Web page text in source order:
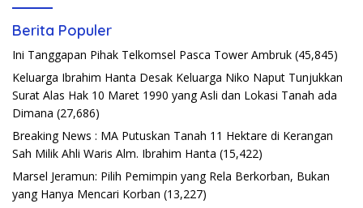
Berita Populer
Ini Tanggapan Pihak Telkomsel Pasca Tower Ambruk (45,845)
Keluarga Ibrahim Hanta Desak Keluarga Niko Naput Tunjukkan
Surat Alas Hak 10 Maret 1990 yang Asli dan Lokasi Tanah ada
Dimana (27,686)
Breaking News : MA Putuskan Tanah 11 Hektare di Kerangan
Sah Milik Ahli Waris Alm. Ibrahim Hanta (15,422)
Marsel Jeramun: Pilih Pemimpin yang Rela Berkorban, Bukan
yang Hanya Mencari Korban (13,227)